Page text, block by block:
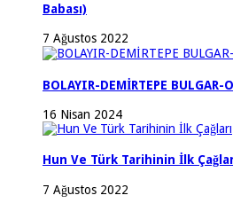
Babası)
7 Ağustos 2022
BOLAYIR-DEMİRTEPE
16 Nisan 2024
Hun Ve Türk Tarihinin İlk
7 Ağustos 2022